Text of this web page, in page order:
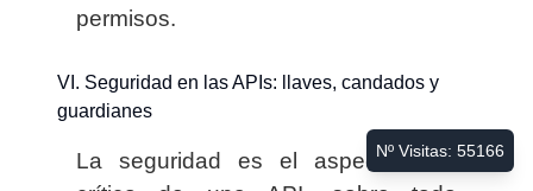
permisos.
VI. Seguridad en las APIs: llaves, candados y
guardianes
La seguridad es el aspecto más
Nº Visitas: 55166